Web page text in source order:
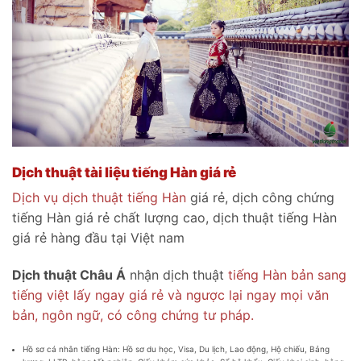
Dịch thuật tài liệu tiếng Hàn giá rẻ
Dịch vụ dịch thuật tiếng Hàn giá rẻ, dịch công chứng
tiếng Hàn giá rẻ chất lượng cao, dịch thuật tiếng Hàn
giá rẻ hàng đầu tại Việt nam
Dịch thuật Châu Á nhận dịch thuật tiếng Hàn bản sang
tiếng việt lấy ngay giá rẻ và ngược lại ngay mọi văn
bản, ngôn ngữ, có công chứng tư pháp.
Hồ sơ cá nhân tiếng Hàn: Hồ sơ du học, Visa, Du lịch, Lao động, Hộ chiếu, Bảng